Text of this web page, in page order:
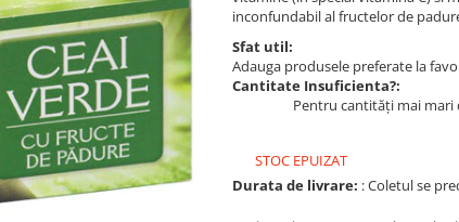
inconfundabil al fructelor de
Sfat util:
Adauga produsele preferate la
Cantitate Insuficienta?:
Pentru cantități mai mari
STOC EPUIZAT
Durata de livrare: : Coletul se